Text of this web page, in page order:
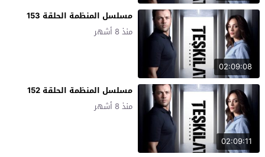
02:09:08
مسلسل المنظمة الحلقة 153
منذ 8 أشهر
02:09:11
مسلسل المنظمة الحلقة 152
منذ 8 أشهر